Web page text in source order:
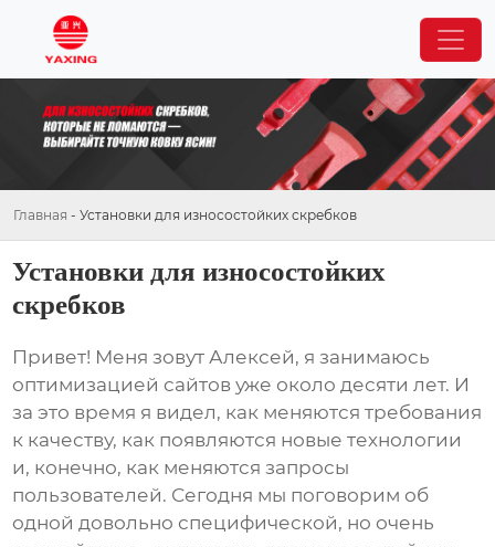
Главная - Установки для износостойких скребков
Установки для износостойких
скребков
Привет! Меня зовут Алексей, я занимаюсь
оптимизацией сайтов уже около десяти лет. И
за это время я видел, как меняются требования
к качеству, как появляются новые технологии
и, конечно, как меняются запросы
пользователей. Сегодня мы поговорим об
одной довольно специфической, но очень